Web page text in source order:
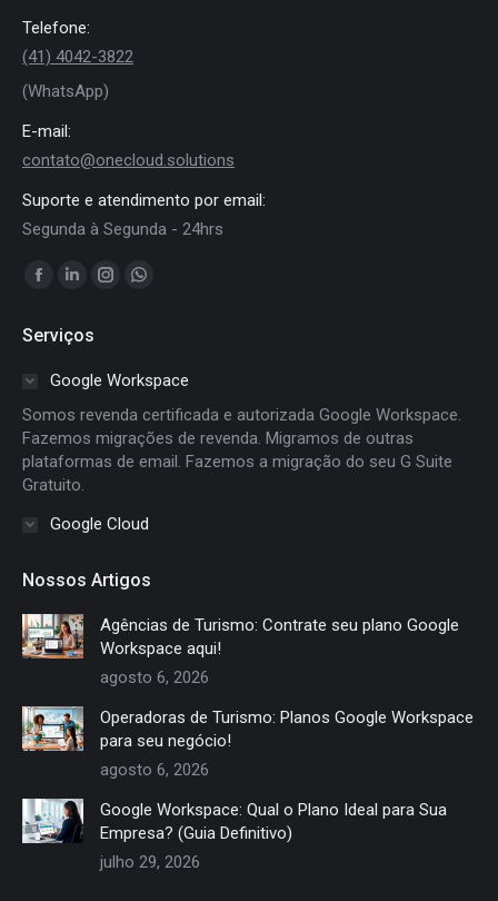
Telefone:
(41) 4042-3822
(WhatsApp)
E-mail:
contato@onecloud.solutions
Suporte e atendimento por email:
Segunda à Segunda - 24hrs
Encontre-nos em:
Facebook
opens
window
Linkedin
opens
in
window
Instagram
in
window
Whatsapp
in
window
Serviços
Google Workspace
Somos revenda certificada e autorizada Google Workspace.
Fazemos migrações de revenda. Migramos de outras
plataformas de email. Fazemos a migração do seu G Suite
Gratuito.
Google Cloud
Nossos Artigos
Agências de Turismo: Contrate seu plano Google
Workspace aqui!
agosto 6, 2026
Operadoras de Turismo: Planos Google Workspace
para seu negócio!
agosto 6, 2026
Google Workspace: Qual o Plano Ideal para Sua
Empresa? (Guia Definitivo)
julho 29, 2026